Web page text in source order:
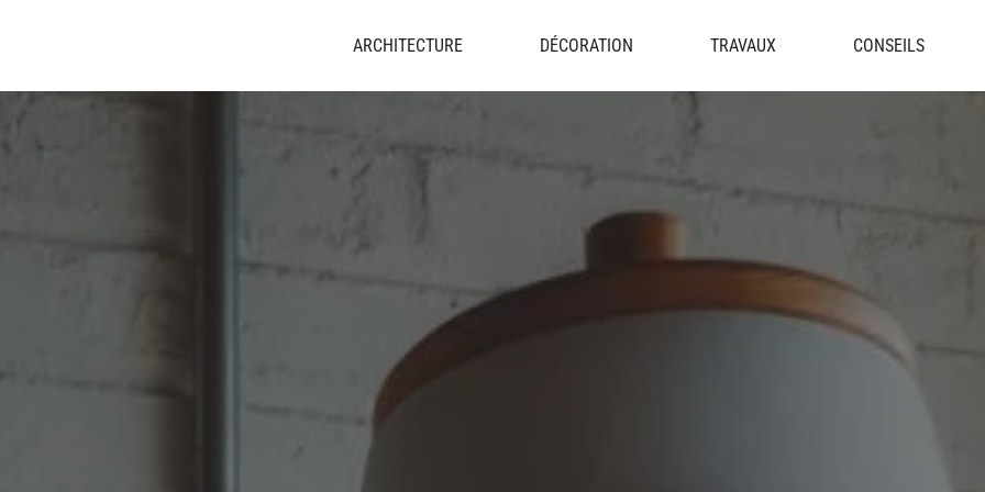
ARCHITECTURE DÉCORATION TRAVAUX CONSEILS